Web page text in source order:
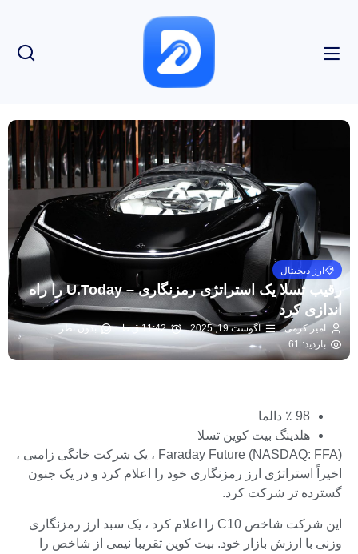
ارز دیجیتال
رقیب تسلا یک استراتژی رمزنگاری – U.Today را راه
اندازی کرد
امیر کرمی آگوست 19, 2025 11:42 ق.ظ
بدون نظر
بازدید: 61
98 ٪ دالما
هلدینگ بیت کوین تسلا
Faraday Future (NASDAQ: FFA) ، یک شرکت خانگی زامبی ،
اخیراً استراتژی ارز رمزنگاری خود را اعلام کرد و در یک جنون
گسترده تر شرکت کرد.
این شرکت شاخص C10 را اعلام کرد ، یک سبد ارز رمزنگاری
وزنی با ارزش بازار خود. بیت کوین تقریبا نیمی از شاخص را